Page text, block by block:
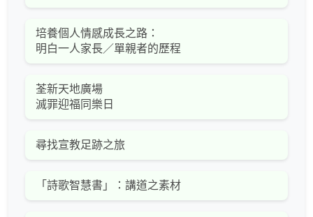
培養個人情感成長之路：
明白一人家長／單親者的歷程
荃新天地廣場
滅罪迎福同樂日
尋找宣教足跡之旅
「詩歌智慧書」：講道之素材